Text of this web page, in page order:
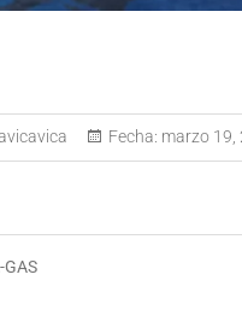
Fecha: marzo 19,
GAS